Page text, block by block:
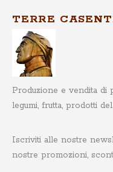
TERRE
Produzione e vendita di
legumi, frutta, prodotti
Iscriviti alle nostre
nostre promozioni,